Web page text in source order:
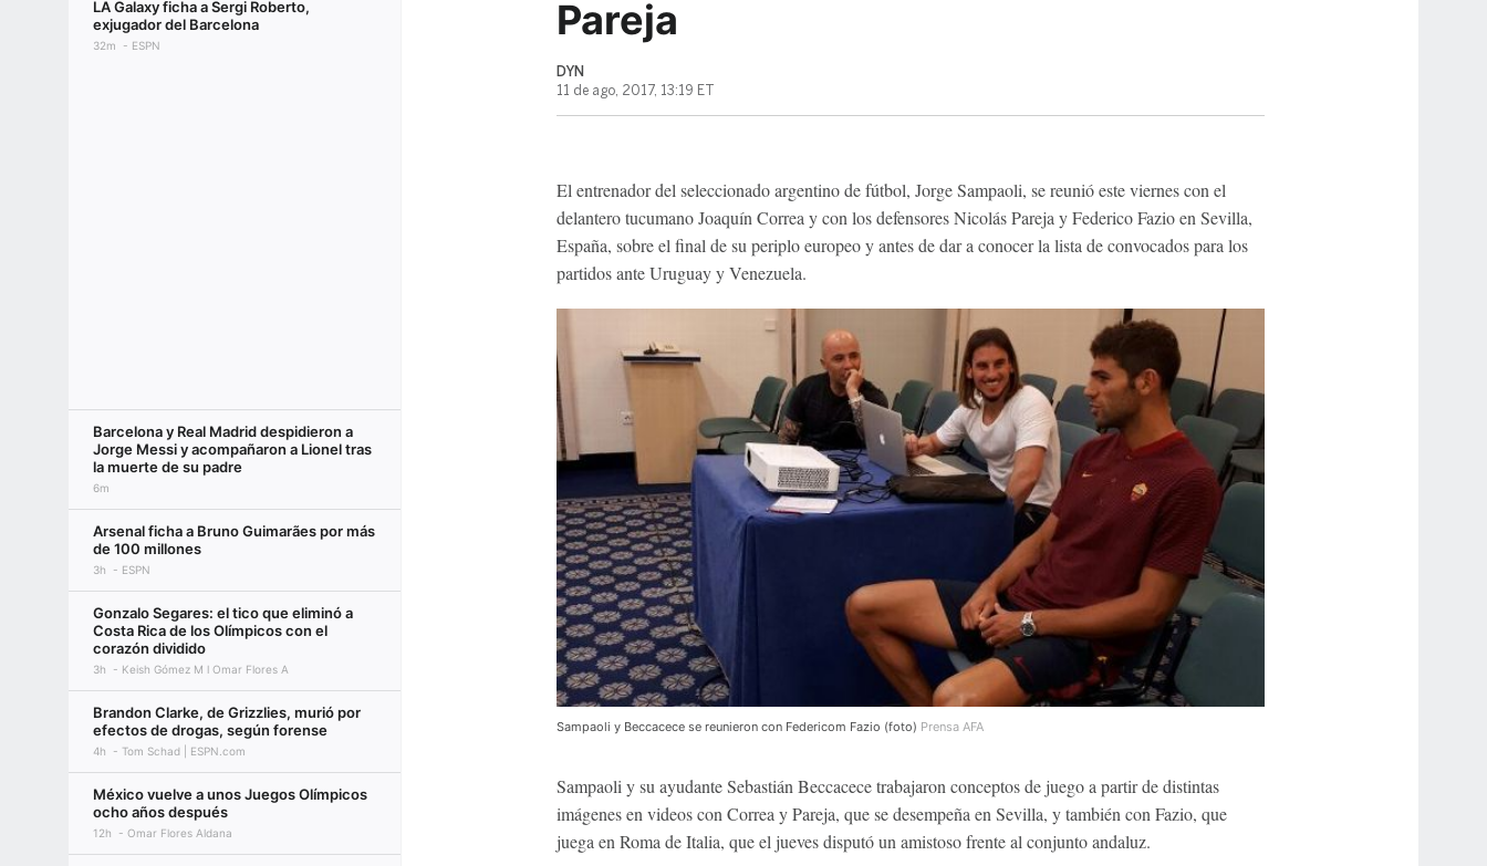
LA Galaxy ficha a Sergi Roberto,
exjugador del Barcelona
32m ESPN
Barcelona y Real Madrid despidieron a
Jorge Messi y acompañaron a Lionel tras
la muerte de su padre
6m
Arsenal ficha a Bruno Guimarães por más
de 100 millones
3h ESPN
Gonzalo Segares: el tico que eliminó a
Costa Rica de los Olímpicos con el
corazón dividido
3h Keish Gómez M l Omar Flores A
Brandon Clarke, de Grizzlies, murió por
efectos de drogas, según forense
4h Tom Schad | ESPN.com
México vuelve a unos Juegos Olímpicos
ocho años después
12h Omar Flores Aldana
Pareja
DYN
11 de ago, 2017, 13:19 ET
El entrenador del seleccionado argentino de fútbol, Jorge Sampaoli, se reunió este viernes con el
delantero tucumano Joaquín Correa y con los defensores Nicolás Pareja y Federico Fazio en Sevilla,
España, sobre el final de su periplo europeo y antes de dar a conocer la lista de convocados para los
partidos ante Uruguay y Venezuela.
Sampaoli y Beccacece se reunieron con Federicom Fazio (foto) Prensa AFA
Sampaoli y su ayudante Sebastián Beccacece trabajaron conceptos de juego a partir de distintas
imágenes en videos con Correa y Pareja, que se desempeña en Sevilla, y también con Fazio, que
juega en Roma de Italia, que el jueves disputó un amistoso frente al conjunto andaluz.